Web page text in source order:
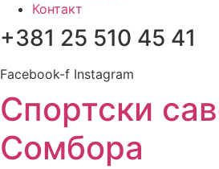
Контакт
+381 25 510 45 41
Facebook-f Instagram
Спортски
Сомбора​